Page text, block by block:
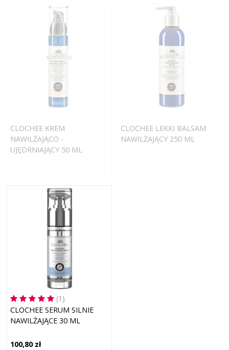
CLOCHEE KREM
NAWILŻAJĄCO -
UJĘDRNIAJĄCY 50 ML
CLOCHEE LEKKI BALSAM
NAWILŻAJĄCY 250 ML
(1)
CLOCHEE SERUM SILNIE
NAWILŻAJĄCE 30 ML
100,80 zł